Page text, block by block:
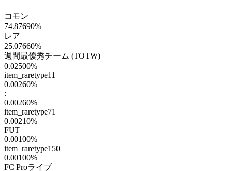
コモン
74.87690%
レア
25.07660%
週間最優秀チーム (TOTW)
0.02500%
item_raretype11
0.00260%
:
0.00260%
item_raretype71
0.00210%
FUT
0.00100%
item_raretype150
0.00100%
FC Proライブ